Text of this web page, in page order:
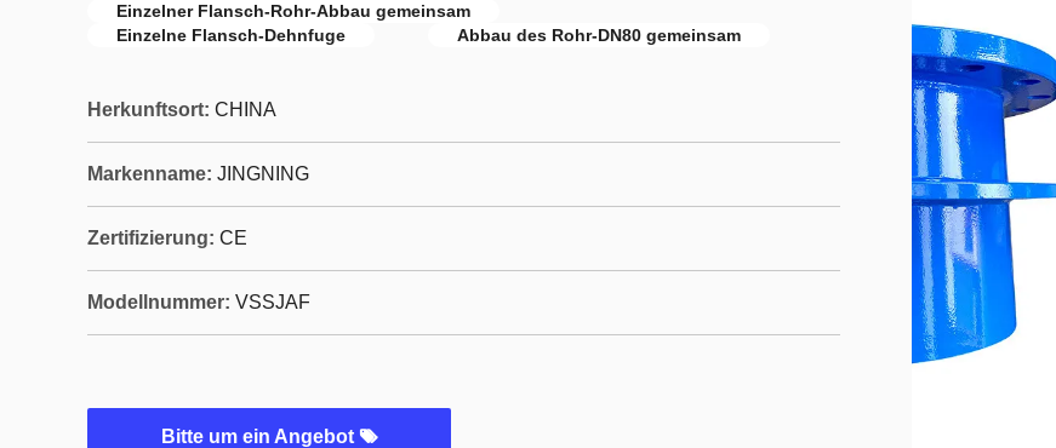
Einzelner Flansch-Rohr-Abbau gemeinsam
Einzelne Flansch-Dehnfuge
Abbau des Rohr-DN80 gemeinsam
Herkunftsort: CHINA
Markenname: JINGNING
Zertifizierung: CE
Modellnummer: VSSJAF
Bitte um ein Angebot